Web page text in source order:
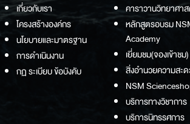
เกี่ยวกับเรา
โครงสร้างองค์กร
นโยบายและมาตรฐาน
การดำเนินงาน
กฏ ระเบียบ ข้อบังคับ
คาราวานวิทยาศา
หลักสูตรอบรม
Academy
เยี่ยมชม(จองเข้าชม)
สิ่งอำนวยความสะ
NSM
บริการทางวิชาการ
บริการนิทรรศการ